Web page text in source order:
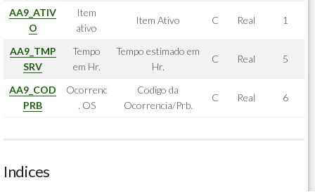
AA9_ATIV
O
Item
ativo
Item Ativo C Real 1
AA9_TMP
SRV
Tempo
em Hr.
Tempo estimado em
Hr.
C Real 5
AA9_COD
PRB
Ocorrenc
. OS
Codigo da
Ocorrencia/Prb.
C Real 6
Indices